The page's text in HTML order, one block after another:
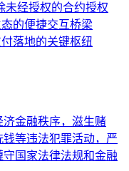
未经授权的合约授权
态的便捷交互桥梁
落地的关键枢纽
金融秩序，滋生赌
等违法犯罪活动，严
国家法律法规和金融